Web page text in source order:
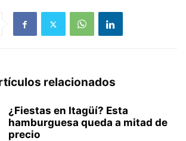
relacionados
¿Fiestas en Itagüí? Esta
hamburguesa queda a mitad de
precio